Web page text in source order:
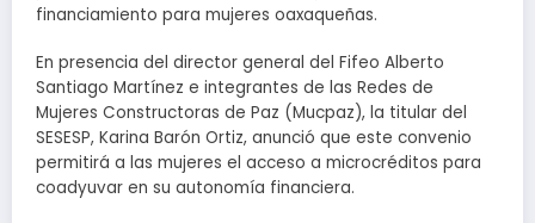
financiamiento para mujeres oaxaqueñas.
En presencia del director general del Fifeo Alberto
Santiago Martínez e integrantes de las Redes de
Mujeres Constructoras de Paz (Mucpaz), la titular del
SESESP, Karina Barón Ortiz, anunció que este convenio
permitirá a las mujeres el acceso a microcréditos para
coadyuvar en su autonomía financiera.